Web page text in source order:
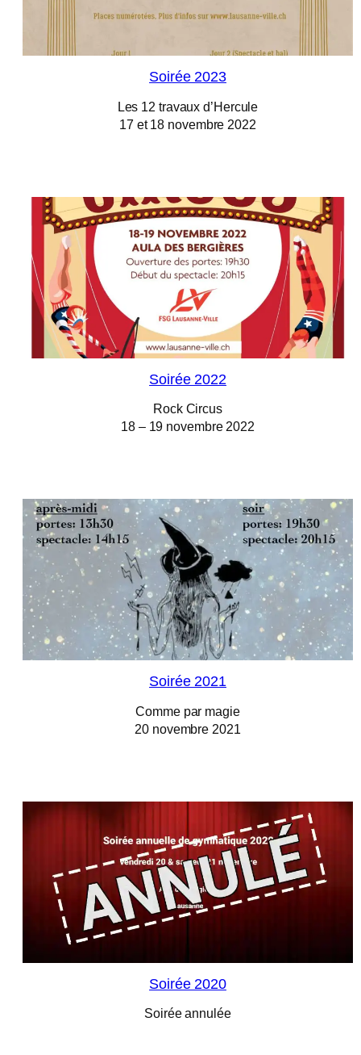
Soirée 2023
Les 12 travaux d’Hercule
17 et 18 novembre 2022
Soirée 2022
Rock Circus
18 – 19 novembre 2022
Soirée 2021
Comme par magie
20 novembre 2021
Soirée 2020
Soirée annulée